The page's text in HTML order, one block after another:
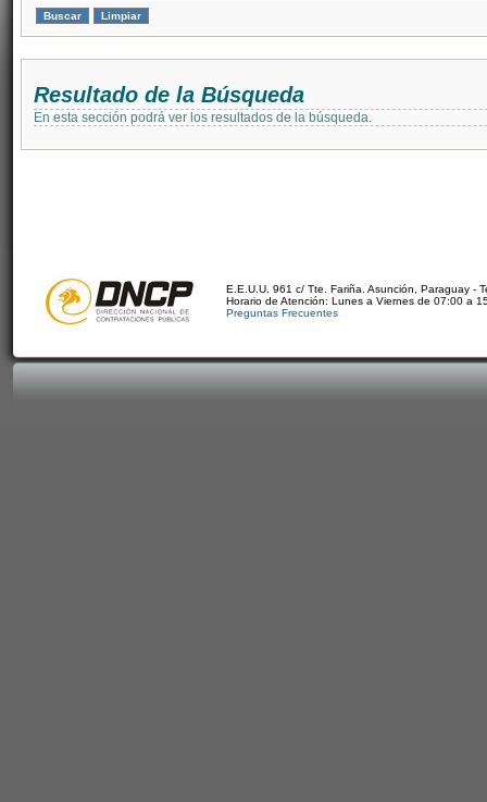
Resultado de la Búsqueda
En esta sección podrá ver los resultados de la búsqueda.
E.E.U.U. 961 c/ Tte. Fariña. Asunción, Paraguay -
Horario de Atención: Lunes a Viernes de 07:00 a
Preguntas Frecuentes